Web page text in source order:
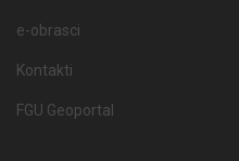
e-obrasci
Kontakti
FGU Geoportal